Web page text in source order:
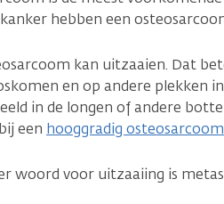
hebben een
kan uitzaaien. Dat
en op andere plekken
in de longen of andere
een hooggradig osteosarcoom
woord voor uitzaaiing is